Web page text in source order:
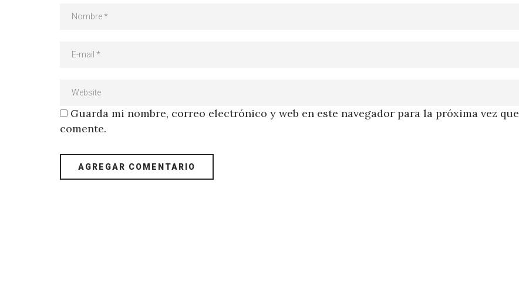
Guarda mi nombre, correo electrónico y web en este navegador para la próxima vez que
comente.